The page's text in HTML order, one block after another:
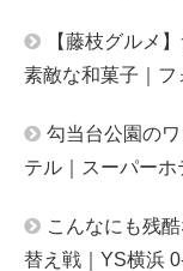
【藤枝グルメ
素敵な和菓子｜
勾当台公園の
テル｜スーパー
こんなにも残
替え戦｜YS横浜